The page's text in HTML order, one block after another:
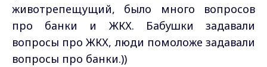
животрепещущий, было много вопросов
про банки и ЖКХ. Бабушки задавали
вопросы про ЖКХ, люди помоложе задавали
вопросы про банки.))